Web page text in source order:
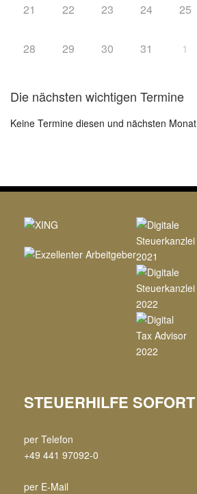
21 22 23 24 25
28 29 30 31 1
Die nächsten wichtigen Termine
Keine Termine diesen und nächsten Monat
STEUERHILFE SOFORT
per Telefon
+49 441 97092-0
per E-Mail